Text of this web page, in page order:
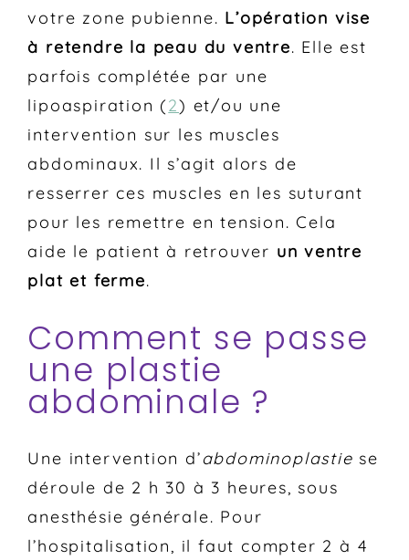
votre zone pubienne. L’opération vise
à retendre la peau du ventre. Elle est
parfois complétée par une
lipoaspiration (2) et/ou une
intervention sur les muscles
abdominaux. Il s’agit alors de
resserrer ces muscles en les suturant
pour les remettre en tension. Cela
aide le patient à retrouver un ventre
plat et ferme.
Comment se passe
une plastie
abdominale ?
Une intervention d’abdominoplastie se
déroule de 2 h 30 à 3 heures, sous
anesthésie générale. Pour
l’hospitalisation, il faut compter 2 à 4